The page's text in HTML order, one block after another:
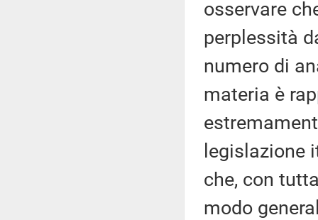
osservare
perplessità
numero di
materia è
legislazione
che, con
modo